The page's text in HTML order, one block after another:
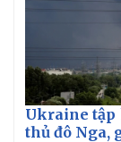
Ukraine tập
thủ đô Nga,